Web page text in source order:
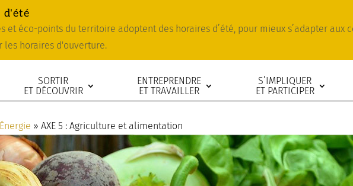
d'été
et éco-points du territoire adoptent des horaires d’été, pour mieux s’adapter aux
les horaires d'ouverture.
SORTIR
ET DÉCOUVRIR
ENTREPRENDRE
ET TRAVAILLER
S’IMPLIQUER
ET PARTICIPER
»AXE 5 : Agriculture et alimentation